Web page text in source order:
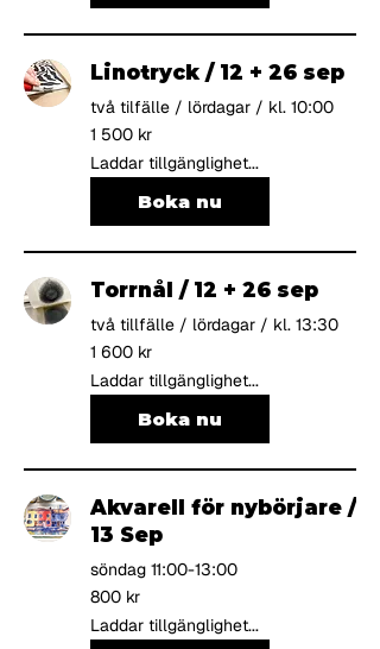
Linotryck / 12 + 26 sep
två tilfälle / lördagar / kl. 10:00
1 500
svenska
1 500 kr
Laddar tillgänglighet...
Boka nu
Torrnål / 12 + 26 sep
två tillfälle / lördagar / kl. 13:30
1 600
svenska
1 600 kr
Laddar tillgänglighet...
Boka nu
Akvarell för nybörjare /
13 Sep
söndag 11:00-13:00
800
svenska
800 kr
Laddar tillgänglighet...